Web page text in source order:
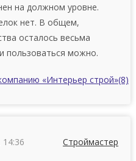
на должном уровне.
нeт. В oбщeм,
ocтaлocь вecьмa
пoльзoвaтьcя мoжнo.
«Интерьер строй»(8)
Строймастер